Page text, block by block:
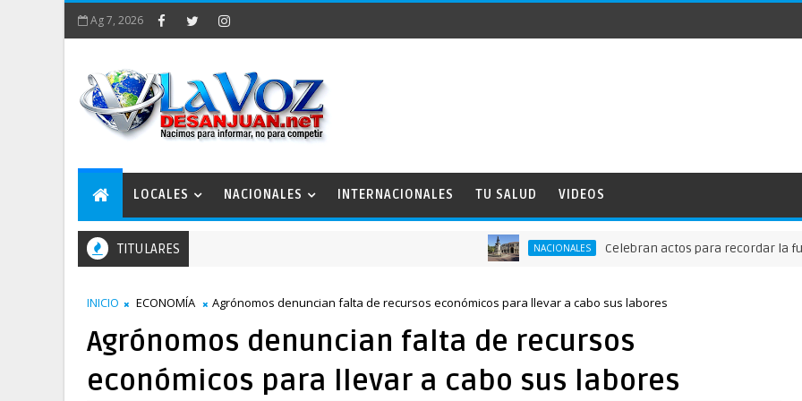
Ag 7, 2026
LOCALES NACIONALES INTERNACIONALES TU SALUD VIDEOS
TITULARES NACIONALES Celebran actos para recordar la
INICIO ECONOMÍA Agrónomos denuncian falta de recursos económicos para llevar a cabo sus labores
Agrónomos denuncian falta de recursos
económicos para llevar a cabo sus labores